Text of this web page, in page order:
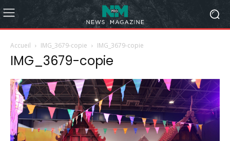
Accueil IMG_3679-copie IMG_3679-copie
IMG_3679-copie